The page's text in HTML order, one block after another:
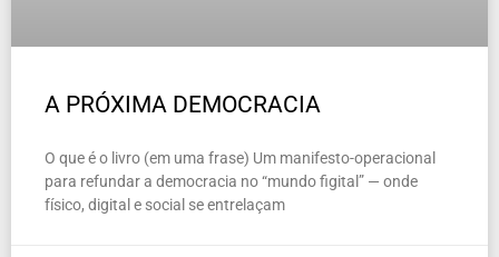
A PRÓXIMA DEMOCRACIA
O que é o livro (em uma frase) Um manifesto-operacional
para refundar a democracia no “mundo figital” — onde
físico, digital e social se entrelaçam